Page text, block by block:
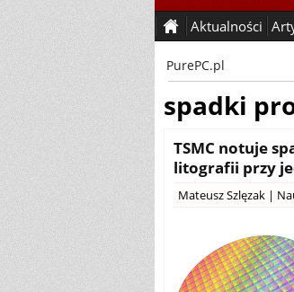
Aktualności
PurePC.pl
spadki
TSMC notuje
litografii przy
Mateusz Szlęzak |